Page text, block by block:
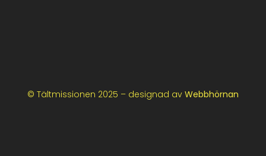
© Tältmissionen 2025 – designad av Webbhörnan